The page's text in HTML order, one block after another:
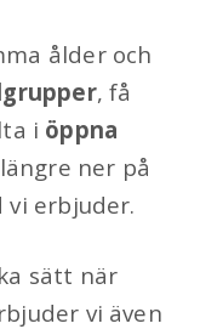
ålder och
, få
i öppna
ner på
vi erbjuder.
sätt när
vi även